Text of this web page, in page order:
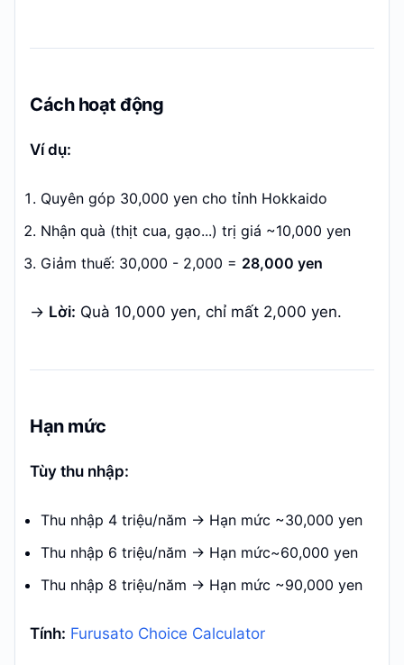
Cách hoạt động
Ví dụ:
Quyên góp 30,000 yen cho tỉnh Hokkaido
Nhận quà (thịt cua, gạo...) trị giá ~10,000 yen
Giảm thuế: 30,000 - 2,000 = 28,000 yen
→ Lời: Quà 10,000 yen, chỉ mất 2,000 yen.
Hạn mức
Tùy thu nhập:
Thu nhập 4 triệu/năm → Hạn mức ~30,000 yen
Thu nhập 6 triệu/năm → Hạn mức~60,000 yen
Thu nhập 8 triệu/năm → Hạn mức ~90,000 yen
Tính: Furusato Choice Calculator